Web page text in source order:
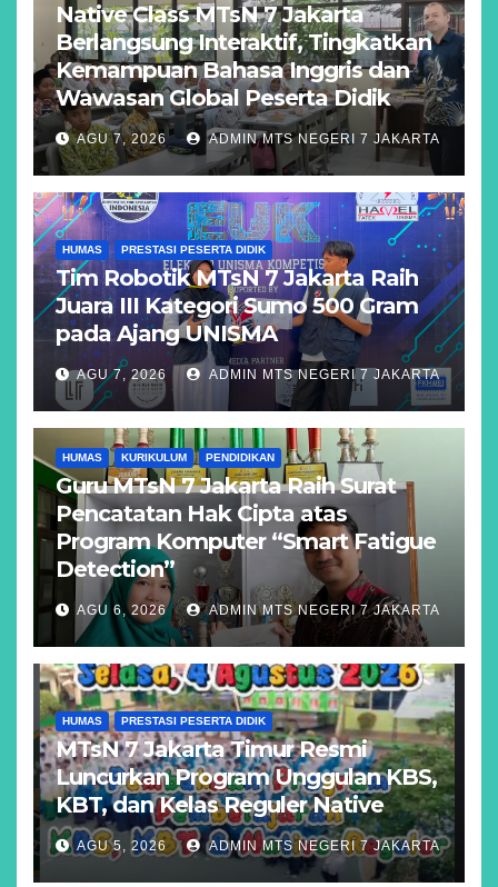
Native Class MTsN 7 Jakarta
Berlangsung Interaktif, Tingkatkan
Kemampuan Bahasa Inggris dan
Wawasan Global Peserta Didik
AGU 7, 2026 ADMIN MTS NEGERI 7 JAKARTA
HUMAS PRESTASI PESERTA DIDIK
Tim Robotik MTsN 7 Jakarta Raih
Juara III Kategori Sumo 500 Gram
pada Ajang UNISMA
AGU 7, 2026 ADMIN MTS NEGERI 7 JAKARTA
HUMAS KURIKULUM PENDIDIKAN
Guru MTsN 7 Jakarta Raih Surat
Pencatatan Hak Cipta atas
Program Komputer “Smart Fatigue
Detection”
AGU 6, 2026 ADMIN MTS NEGERI 7 JAKARTA
HUMAS PRESTASI PESERTA DIDIK
MTsN 7 Jakarta Timur Resmi
Luncurkan Program Unggulan KBS,
KBT, dan Kelas Reguler Native
AGU 5, 2026 ADMIN MTS NEGERI 7 JAKARTA